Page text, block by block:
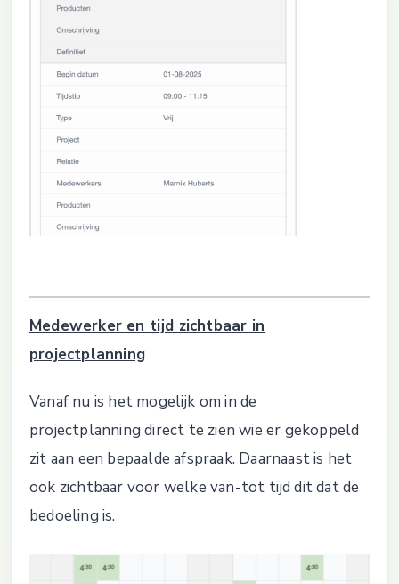
Medewerker en tijd zichtbaar in
projectplanning
Vanaf nu is het mogelijk om in de
projectplanning direct te zien wie er gekoppeld
zit aan een bepaalde afspraak. Daarnaast is het
ook zichtbaar voor welke van-tot tijd dit dat de
bedoeling is.